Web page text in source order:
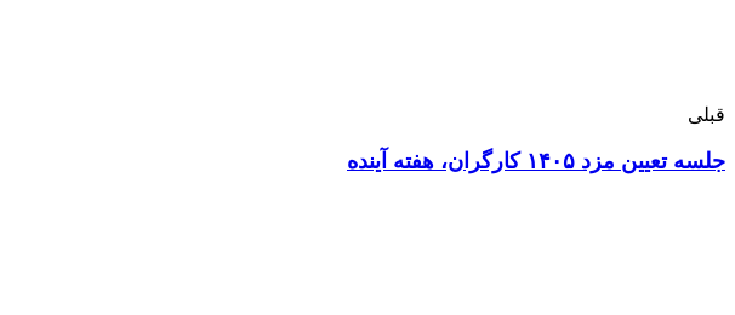
قبلی
جلسه تعیین مزد ۱۴۰۵ کارگران، هفته آینده